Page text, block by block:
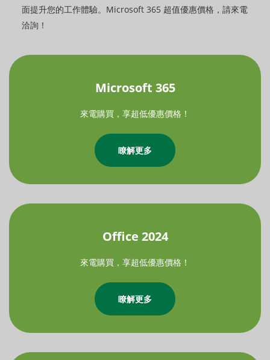
面提升您的工作體驗。Microsoft 365 超值優惠價格，請來電
洽詢！
Microsoft 365
來電購買，享超低優惠價格！
瞭解更多
Office 2024
來電購買，享超低優惠價格！
瞭解更多